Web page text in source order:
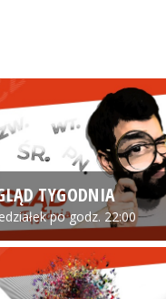
TYGODNIA
po godz. 22:00